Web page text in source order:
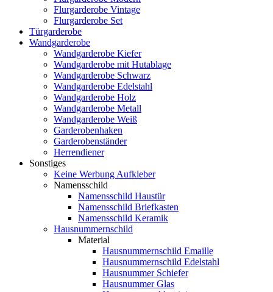
Flurgarderobe Vintage
Flurgarderobe Set
Türgarderobe
Wandgarderobe
Wandgarderobe Kiefer
Wandgarderobe mit Hutablage
Wandgarderobe Schwarz
Wandgarderobe Edelstahl
Wandgarderobe Holz
Wandgarderobe Metall
Wandgarderobe Weiß
Garderobenhaken
Garderobenständer
Herrendiener
Sonstiges
Keine Werbung Aufkleber
Namensschild
Namensschild Haustür
Namensschild Briefkasten
Namensschild Keramik
Hausnummernschild
Material
Hausnummernschild Emaille
Hausnummernschild Edelstahl
Hausnummer Schiefer
Hausnummer Glas